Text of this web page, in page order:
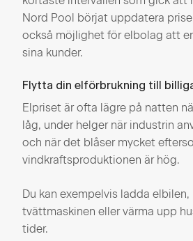
Nord Pool börjat uppdatera
också möjlighet för elbolag att
sina kunder.
Flytta din elförbrukning till
Elpriset är ofta lägre på natten
låg, under helger när industrin
och när det blåser mycket
vindkraftsproduktionen är hög.
Du kan exempelvis ladda elbilen,
tvättmaskinen eller värma upp
tider.